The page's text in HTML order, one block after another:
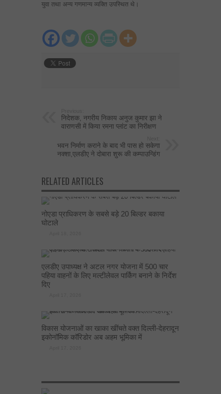
युवा तथा अन्य गणमान्य व्यक्ति उपस्थित थे।
निदेशक, नगरीय निकाय अनुज कुमार झा ने
वाराणसी में किया रमना प्लांट का निरीक्षण
भवन निर्माण कराने के बाद भी पास हो सकेगा
नक्शा,एलडीए ने दोबारा शुरू की कम्पाउन्डिंग
RELATED ARTICLES
नोएडा प्राधिकरण के सबसे बड़े 20 बिल्डर बकाया
घोटाले
एलडीए उपाध्यक्ष ने अटल नगर योजना में 500 चार
पहिया वाहनों के लिए मल्टीलेवल पार्किंग बनाने के निर्देश
दिए
विकास योजनाओं का खाका खींचते वक्त दिल्ली-देहरादून
इकोनॉमिक कॉरिडोर अब अहम भूमिका में